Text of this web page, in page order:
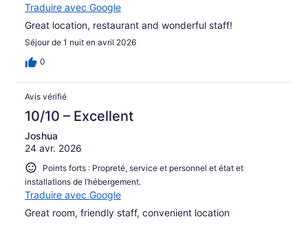
Traduire avec Google
Great location, restaurant and wonderful staff!
Séjour de 1 nuit en avril 2026
0
Avis vérifié
10/10 – Excellent
Joshua
24 avr. 2026
Points forts : Propreté, service et personnel et état et
installations de l’hébergement.
Traduire avec Google
Great room, friendly staff, convenient location